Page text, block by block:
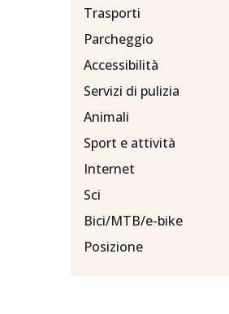
Trasporti
Parcheggio
Accessibilità
Servizi di pulizia
Animali
Sport e attività
Internet
Sci
Bici/MTB/e-bike
Posizione